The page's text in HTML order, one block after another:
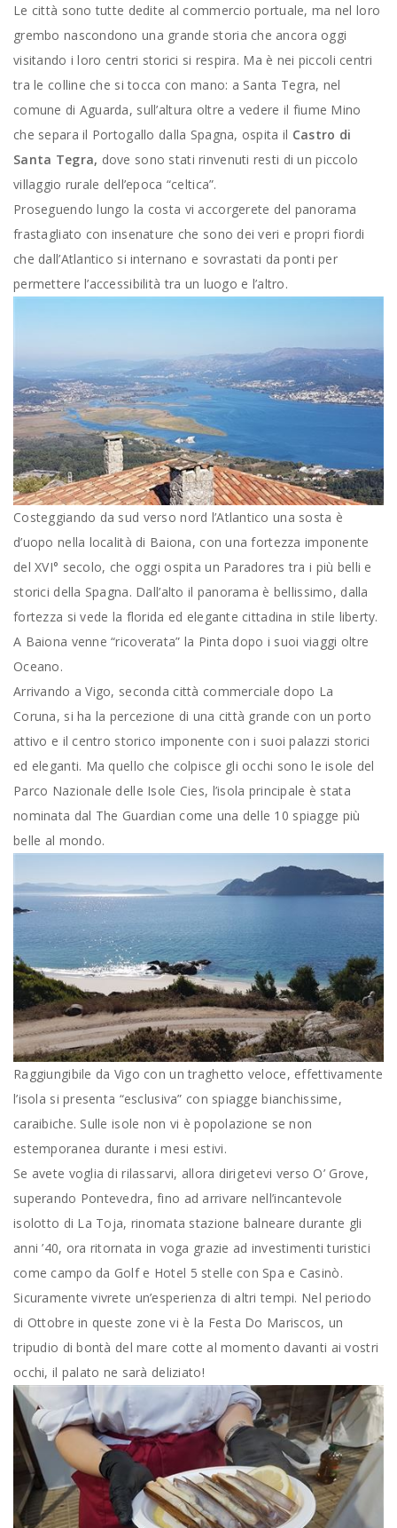
Le città sono tutte dedite al commercio portuale, ma nel loro
grembo nascondono una grande storia che ancora oggi
visitando i loro centri storici si respira. Ma è nei piccoli centri
tra le colline che si tocca con mano: a Santa Tegra, nel
comune di Aguarda, sull’altura oltre a vedere il fiume Mino
che separa il Portogallo dalla Spagna, ospita il Castro di
Santa Tegra, dove sono stati rinvenuti resti di un piccolo
villaggio rurale dell’epoca “celtica”.
Proseguendo lungo la costa vi accorgerete del panorama
frastagliato con insenature che sono dei veri e propri fiordi
che dall’Atlantico si internano e sovrastati da ponti per
permettere l’accessibilità tra un luogo e l’altro.
Costeggiando da sud verso nord l’Atlantico una sosta è
d’uopo nella località di Baiona, con una fortezza imponente
del XVI° secolo, che oggi ospita un Paradores tra i più belli e
storici della Spagna. Dall’alto il panorama è bellissimo, dalla
fortezza si vede la florida ed elegante cittadina in stile liberty.
A Baiona venne “ricoverata” la Pinta dopo i suoi viaggi oltre
Oceano.
Arrivando a Vigo, seconda città commerciale dopo La
Coruna, si ha la percezione di una città grande con un porto
attivo e il centro storico imponente con i suoi palazzi storici
ed eleganti. Ma quello che colpisce gli occhi sono le isole del
Parco Nazionale delle Isole Cies, l’isola principale è stata
nominata dal The Guardian come una delle 10 spiagge più
belle al mondo.
Raggiungibile da Vigo con un traghetto veloce, effettivamente
l’isola si presenta “esclusiva” con spiagge bianchissime,
caraibiche. Sulle isole non vi è popolazione se non
estemporanea durante i mesi estivi.
Se avete voglia di rilassarvi, allora dirigetevi verso O’ Grove,
superando Pontevedra, fino ad arrivare nell’incantevole
isolotto di La Toja, rinomata stazione balneare durante gli
anni ’40, ora ritornata in voga grazie ad investimenti turistici
come campo da Golf e Hotel 5 stelle con Spa e Casinò.
Sicuramente vivrete un’esperienza di altri tempi. Nel periodo
di Ottobre in queste zone vi è la Festa Do Mariscos, un
tripudio di bontà del mare cotte al momento davanti ai vostri
occhi, il palato ne sarà deliziato!